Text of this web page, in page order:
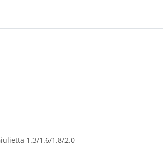
1.3/1.6/1.8/2.0